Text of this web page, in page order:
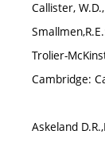
Callister,
Trolier-
Cambridge:
Askeland